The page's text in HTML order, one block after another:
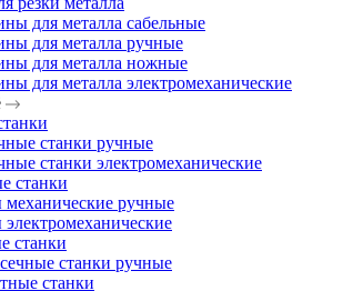
для металла сабельные
для металла ручные
для металла ножные
для металла электромеханические
станки ручные
станки электромеханические
станки
ручные
станки
станки ручные
станки